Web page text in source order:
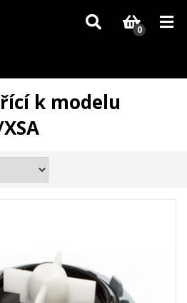
může dodání dílů, které nejsou skladem,
za pochopení.
0
k modelu